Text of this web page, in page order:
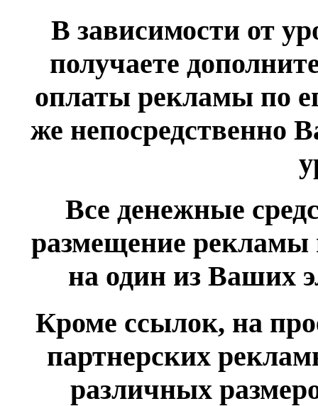
В зависимости от
получаете
оплаты рекламы по
же непосредственно
Все денежные
размещение рекламы
на один из Ваших
Кроме ссылок, на
партнерских
различных